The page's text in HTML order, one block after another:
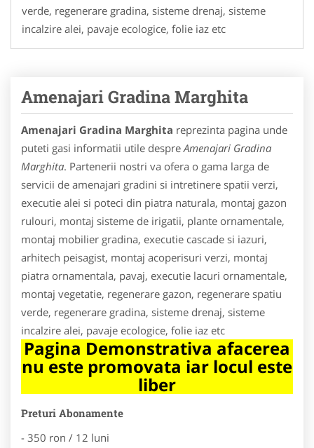
verde, regenerare gradina, sisteme drenaj, sisteme
incalzire alei, pavaje ecologice, folie iaz etc
Amenajari Gradina Marghita
Amenajari Gradina Marghita reprezinta pagina unde
puteti gasi informatii utile despre Amenajari Gradina
Marghita. Partenerii nostri va ofera o gama larga de
servicii de amenajari gradini si intretinere spatii verzi,
executie alei si poteci din piatra naturala, montaj gazon
rulouri, montaj sisteme de irigatii, plante ornamentale,
montaj mobilier gradina, executie cascade si iazuri,
arhitech peisagist, montaj acoperisuri verzi, montaj
piatra ornamentala, pavaj, executie lacuri ornamentale,
montaj vegetatie, regenerare gazon, regenerare spatiu
verde, regenerare gradina, sisteme drenaj, sisteme
incalzire alei, pavaje ecologice, folie iaz etc
Pagina Demonstrativa afacerea
nu este promovata iar locul este
liber
Preturi Abonamente
- 350 ron / 12 luni